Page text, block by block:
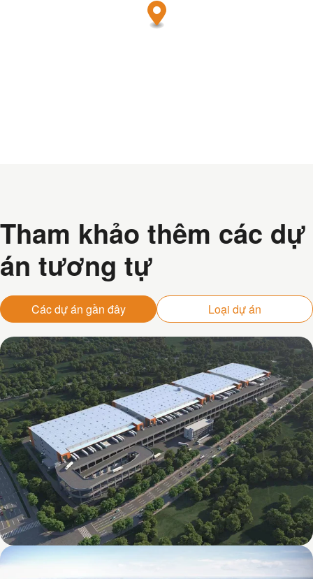
Tham khảo thêm các dự
án tương tự
Các dự án gần đây Loại dự án
Mapletree Jizhou International Food